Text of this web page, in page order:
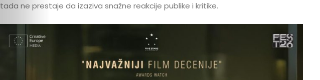
tada ne prestaje da izaziva snažne reakcije publike i kritike.